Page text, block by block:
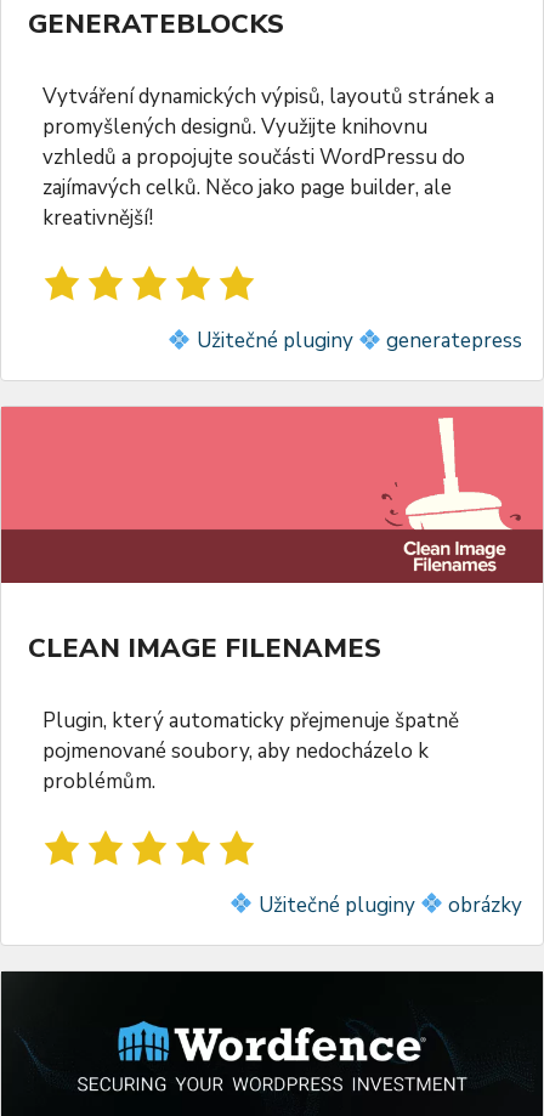
GENERATEBLOCKS
Vytváření dynamických výpisů, layoutů stránek a
promyšlených designů. Využijte knihovnu
vzhledů a propojujte součásti WordPressu do
zajímavých celků. Něco jako page builder, ale
kreativnější!
Užitečné pluginy generatepress
CLEAN IMAGE FILENAMES
Plugin, který automaticky přejmenuje špatně
pojmenované soubory, aby nedocházelo k
problémům.
Užitečné pluginy obrázky